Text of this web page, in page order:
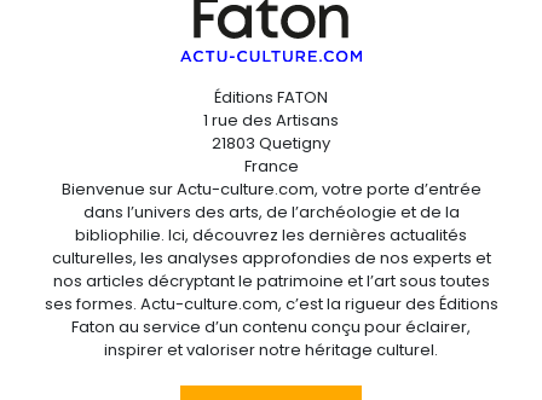
Éditions FATON
1 rue des Artisans
21803 Quetigny
France
Bienvenue sur Actu-culture.com, votre porte d’entrée
dans l’univers des arts, de l’archéologie et de la
bibliophilie. Ici, découvrez les dernières actualités
culturelles, les analyses approfondies de nos experts et
nos articles décryptant le patrimoine et l’art sous toutes
ses formes. Actu-culture.com, c’est la rigueur des Éditions
Faton au service d’un contenu conçu pour éclairer,
inspirer et valoriser notre héritage culturel.